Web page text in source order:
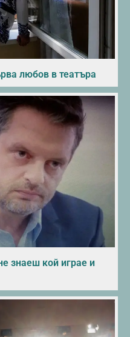
любов в театъра
знаеш кой играе и